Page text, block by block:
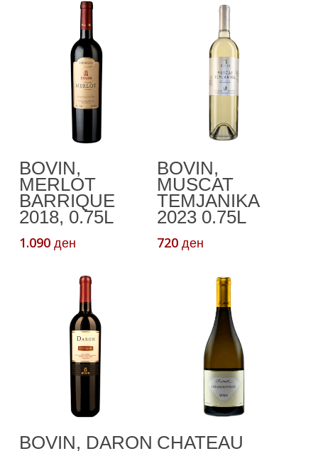
Додади Во
Кошничка
BOVIN,
MERLOT
BARRIQUE
2018, 0.75L
1.090 ден
Додади Во
Кошничка
BOVIN,
MUSCAT
TEMJANIKA
2023 0.75L
720ден
BOVIN, DARON CHATEAU